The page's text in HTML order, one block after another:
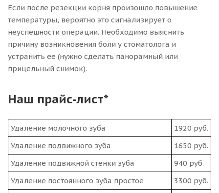
Если после резекции корня произошло повышение
температуры, вероятно это сигнализирует о
неуспешности операции. Необходимо выяснить
причину возникновения боли у стоматолога и
устранить ее (нужно сделать панорамный или
прицельный снимок).
Наш прайс-лист*
Удаление молочного зуба
1920 руб.
Удаление подвижного зуба
1650 руб.
Удаление подвижной стенки зуба
940 руб.
Удаление постоянного зуба простое
3300 руб.